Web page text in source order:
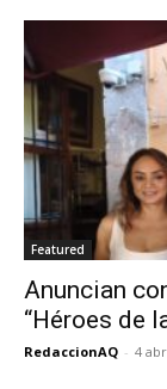
Featured
Anuncian
“Héroes de
RedaccionAQ - 4